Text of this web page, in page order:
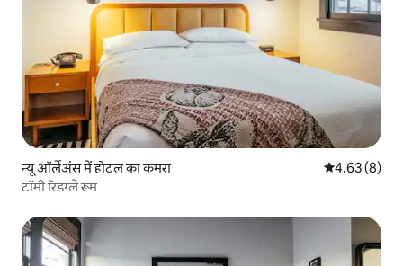
न्यू ऑर्लेअंस में होटल का कमरा औसत रेटिंग 5 में
4.63 (8)
टॉमी रिडग्ले रूम